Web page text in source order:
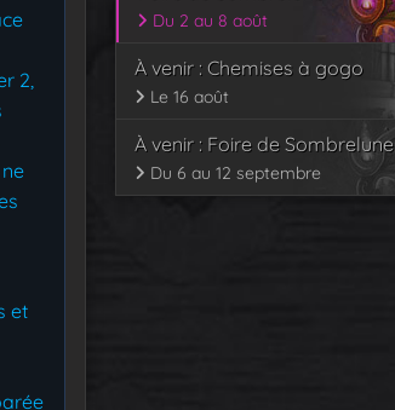
2,
et
Du 2 au 8 août
À venir : Chemises à gogo
Le 16 août
À venir : Foire de Sombrelune
Du 6 au 12 septembre